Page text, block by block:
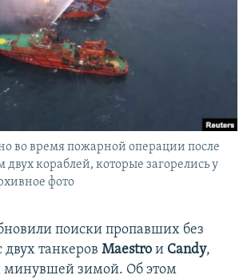
СУДЯТ?
КРЫМА
RL
во время пожарной операции после
двух кораблей, которые загорелись у
фото
поиски пропавших без
двух танкеров Maestro и Candy,
минувшей зимой. Об этом